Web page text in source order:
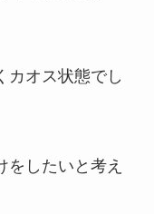
カオス状態でし
したいと考え